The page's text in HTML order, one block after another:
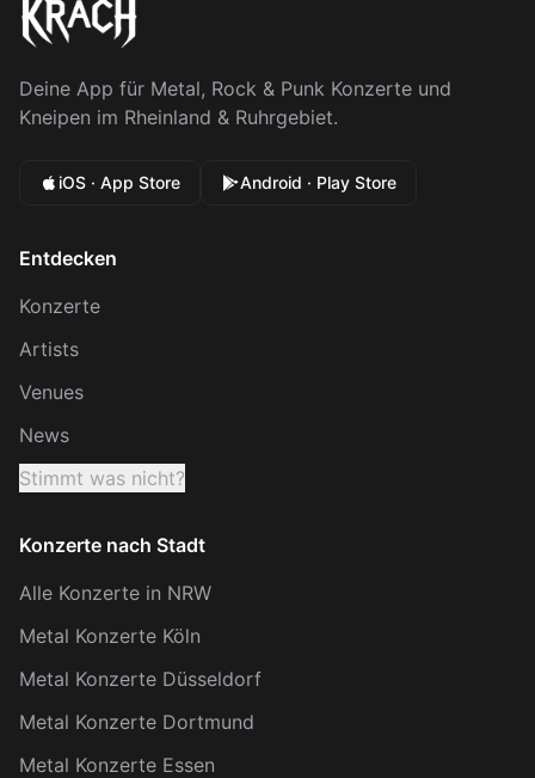
Deine App für Metal, Rock & Punk Konzerte und
Kneipen im Rheinland & Ruhrgebiet.
iOS · App Store Android · Play Store
Entdecken
Konzerte
Artists
Venues
News
Stimmt was nicht?
Konzerte nach Stadt
Alle Konzerte in NRW
Metal Konzerte Köln
Metal Konzerte Düsseldorf
Metal Konzerte Dortmund
Metal Konzerte Essen